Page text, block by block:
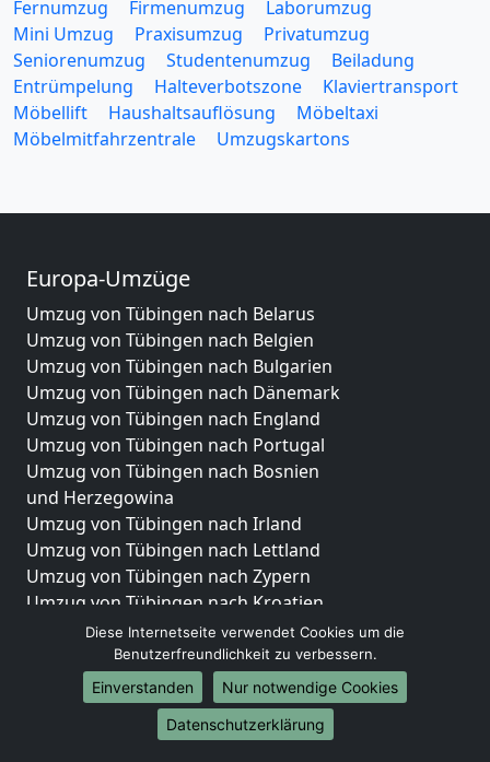
Fernumzug
Firmenumzug
Laborumzug
Mini Umzug
Praxisumzug
Privatumzug
Seniorenumzug
Studentenumzug
Beiladung
Entrümpelung
Halteverbotszone
Klaviertransport
Möbellift
Haushaltsauflösung
Möbeltaxi
Möbelmitfahrzentrale
Umzugskartons
Europa-Umzüge
Umzug von Tübingen nach Belarus
Umzug von Tübingen nach Belgien
Umzug von Tübingen nach Bulgarien
Umzug von Tübingen nach Dänemark
Umzug von Tübingen nach England
Umzug von Tübingen nach Portugal
Umzug von Tübingen nach Bosnien
und Herzegowina
Umzug von Tübingen nach Irland
Umzug von Tübingen nach Lettland
Umzug von Tübingen nach Zypern
Umzug von Tübingen nach Kroatien
Umzug von Tübingen nach Estland
Umzug von Tübingen nach Finnland
Umzug von Tübingen nach Frankreich
Umzug von Tübingen nach Griechenland
Umzug von Tübingen nach Italien
Diese Internetseite verwendet Cookies um die
Benutzerfreundlichkeit zu verbessern.
Einverstanden
Nur notwendige Cookies
Datenschutzerklärung